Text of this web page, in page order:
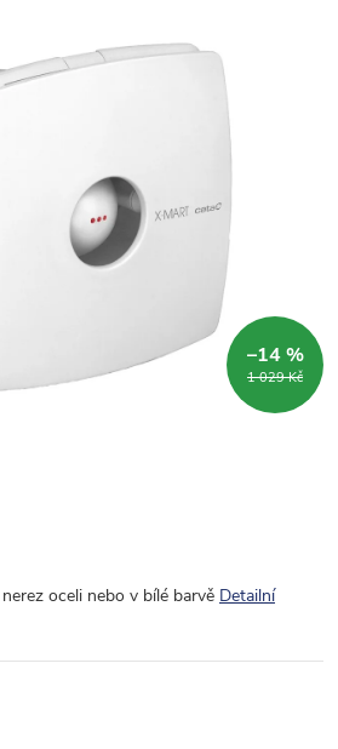
1 029 Kč
–14 %
oceli nebo v bílé barvě Detailní